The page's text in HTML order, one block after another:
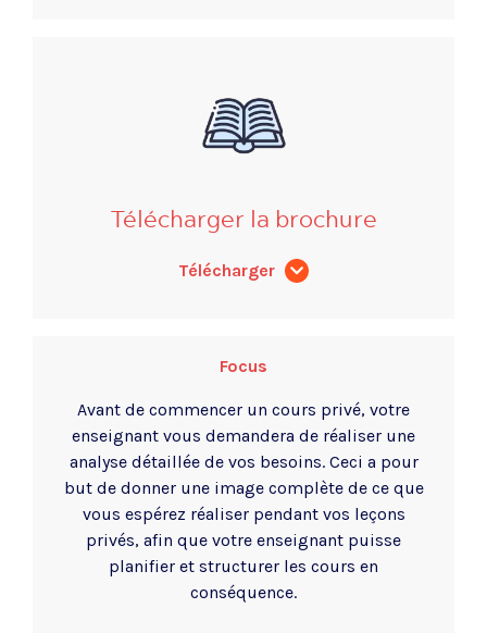
Télécharger la brochure
Télécharger
Focus
Avant de commencer un cours privé, votre
enseignant vous demandera de réaliser une
analyse détaillée de vos besoins. Ceci a pour
but de donner une image complète de ce que
vous espérez réaliser pendant vos leçons
privés, afin que votre enseignant puisse
planifier et structurer les cours en
conséquence.